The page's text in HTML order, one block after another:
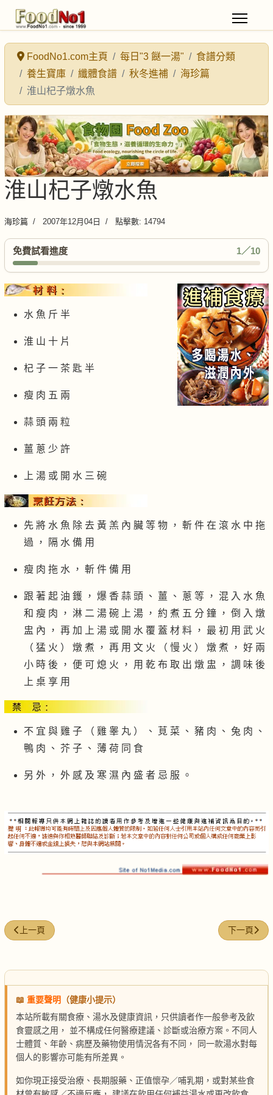
FoodNo1.com主頁 每日"3 餸一湯"
食譜分類
養生寶庫
纖體食譜 秋冬進補
海珍篇
淮山杞子燉水魚
淮山杞子燉水魚
海珍篇 2007年12月04日 點擊數: 14794
免費試看進度 1／10
水 魚 斤 半
淮 山 十 片
杞 子 一 茶 匙 半
瘦 肉 五 兩
蒜 頭 兩 粒
薑 蔥 少 許
上 湯 或 開 水 三 碗
先 將 水 魚 除 去 黃 羔 內 臟 等 物 ， 斬 件 在 滾 水 中 拖
過 ， 隔 水 備 用
瘦 肉 拖 水 ， 斬 件 備 用
跟 著 起 油 鑊 ， 爆 香 蒜 頭 、 薑 、 蔥 等 ， 混 入 水 魚
和 瘦 肉 ， 淋 二 湯 碗 上 湯 ， 約 煮 五 分 鐘 ， 倒 入 燉
盅 內 ， 再 加 上 湯 或 開 水 覆 蓋 材 料 ， 最 初 用 武 火
（ 猛 火 ） 燉 煮 ， 再 用 文 火 （ 慢 火 ） 燉 煮 ， 好 兩
小 時 後 ， 便 可 熄 火 ， 用 乾 布 取 出 燉 盅 ， 調 味 後
上 桌 享 用
不 宜 與 雞 子 （ 雞 睾 丸 ） 、 莧 菜 、 豬 肉 、 兔 肉 、
鴨 肉 、 芥 子 、 薄 荷 同 食
另 外 ， 外 感 及 寒 濕 內 盛 者 忌 服 。
上一篇文章: 龜-資訊
上一頁 下一篇文章
下一頁
📖 重要聲明
（健康小提示）
本站所載有關食療、湯水及健康資訊，只供讀者作一般參考及飲
食靈感之用， 並不構成任何醫療建議、診斷或治療方案。不同人
士體質、年齡、病歷及藥物使用情況各有不同， 同一款湯水對每
個人的影響亦可能有所差異。
如你現正接受治療、長期服藥、正值懷孕／哺乳期，或對某些食